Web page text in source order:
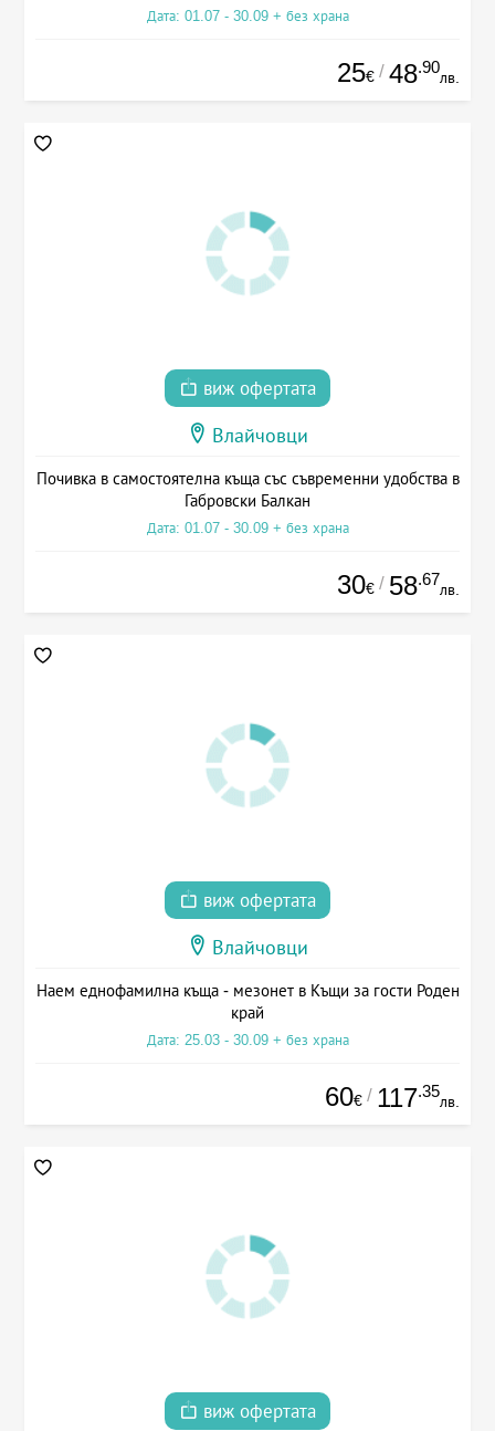
Дата: 01.07 - 30.09 + без храна
25€ / 48.90
лв.
виж офертата
Влайчовци
Почивка в самостоятелна къща със съвременни удобства в
Габровски Балкан
Дата: 01.07 - 30.09 + без храна
30€ / 58.67
лв.
виж офертата
Влайчовци
Наем еднофамилна къща - мезонет в Къщи за гости Роден
край
Дата: 25.03 - 30.09 + без храна
60€ / 117.35
лв.
виж офертата